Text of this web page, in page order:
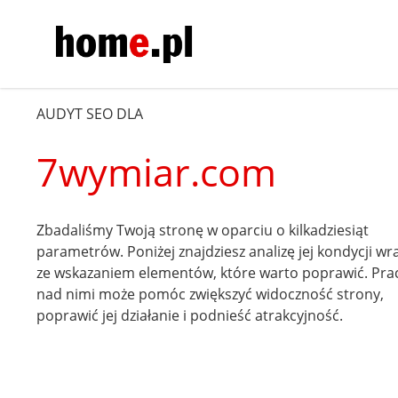
AUDYT SEO DLA
7wymiar.com
Zbadaliśmy Twoją stronę w oparciu o kilkadziesiąt
parametrów. Poniżej znajdziesz analizę jej kondycji
ze wskazaniem elementów, które warto poprawić.
nad nimi może pomóc zwiększyć widoczność strony,
poprawić jej działanie i podnieść atrakcyjność.